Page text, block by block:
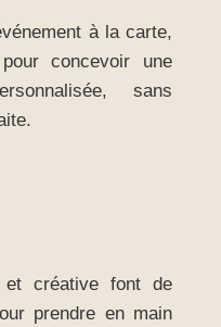
à la carte,
concevoir une
sans
et créative font de
prendre en main